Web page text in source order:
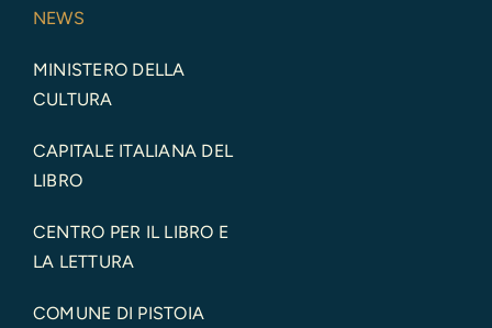
NEWS
MINISTERO DELLA
CULTURA
CAPITALE ITALIANA DEL
LIBRO
CENTRO PER IL LIBRO E
LA LETTURA
COMUNE DI PISTOIA